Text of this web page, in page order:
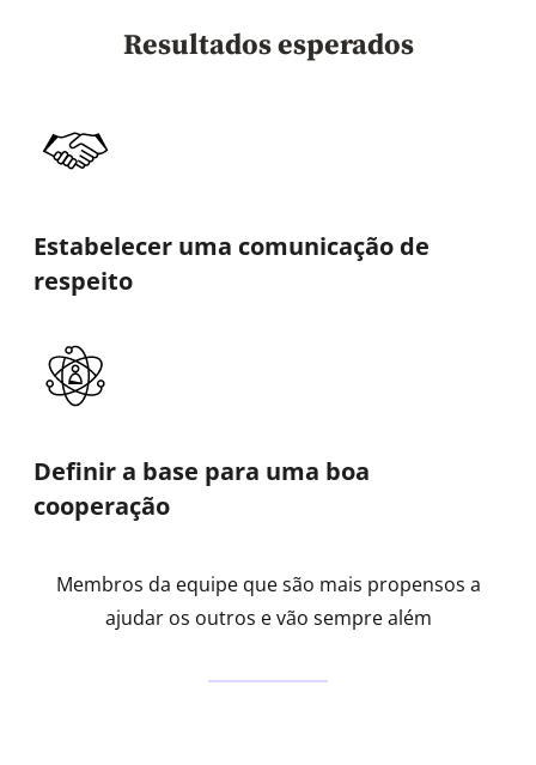
Resultados esperados
Estabelecer uma comunicação de
respeito
Definir a base para uma boa
cooperação
Membros da equipe que são mais propensos a
ajudar os outros e vão sempre além